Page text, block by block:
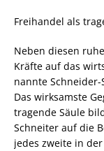
Freihandel als
Neben diesen
Kräfte auf das
nannte Schneider-
Das wirksamste
tragende Säule
Schneiter auf die
jedes zweite in